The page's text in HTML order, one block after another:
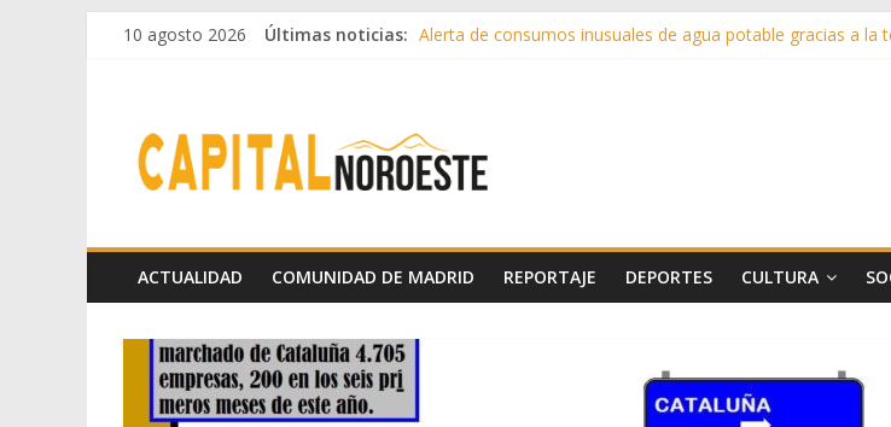
10 agosto 2026 Últimas noticias: Alerta de consumos inusuales de agua potable gracias a la
Boadilla destinó más de 11 millones de euros a ayudas y
ACTUALIDAD COMUNIDAD DE MADRID REPORTAJE DEPORTES CULTURA